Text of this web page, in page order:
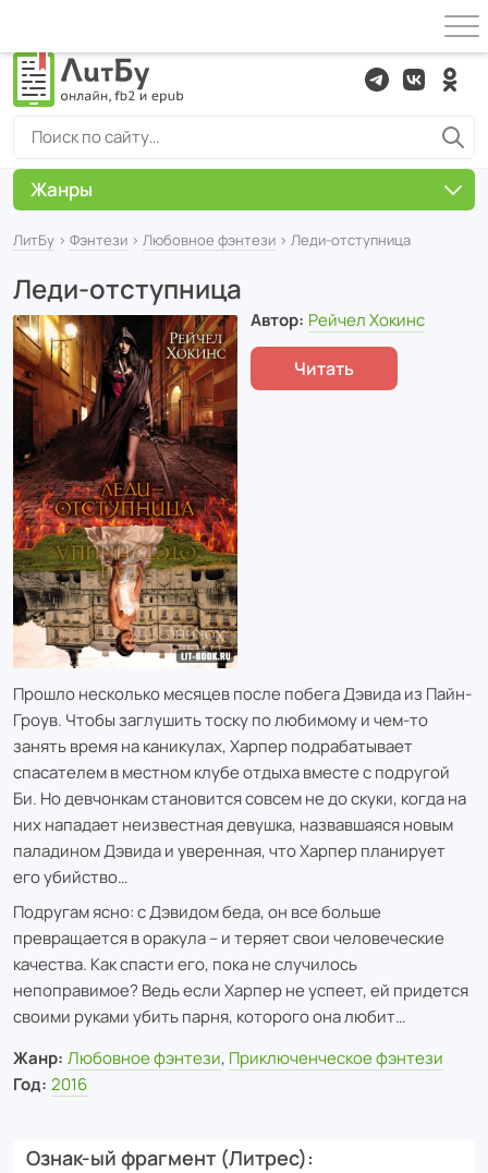
ЛитБу › Фэнтези › Любовное фэнтези › Леди-отступница
Леди-отступница
Автор: Рейчел Хокинс
Читать
Прошло несколько месяцев после побега Дэвида из Пайн-
Гроув. Чтобы заглушить тоску по любимому и чем-то
занять время на каникулах, Харпер подрабатывает
спасателем в местном клубе отдыха вместе с подругой
Би. Но девчонкам становится совсем не до скуки, когда на
них нападает неизвестная девушка, назвавшаяся новым
паладином Дэвида и уверенная, что Харпер планирует
его убийство…
Подругам ясно: с Дэвидом беда, он все больше
превращается в оракула – и теряет свои человеческие
качества. Как спасти его, пока не случилось
непоправимое? Ведь если Харпер не успеет, ей придется
своими руками убить парня, которого она любит…
Жанр: Любовное фэнтези, Приключенческое фэнтези
Год: 2016
Ознак-ый фрагмент (Литрес)
Жанры